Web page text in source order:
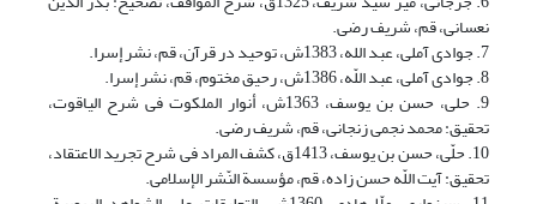
نعسانى، قم، شریف رضی.‏
7. جوادی آملی، عبد الله، 1383ش، توحید در قرآن، قم، نشر إسرا.
8. جوادی آملی، عبد اللّه، 1386ش، رحیق مختوم، قم، نشر إسرا.
9. حلى‏، حسن بن یوسف، 1363ش، أنوار الملکوت فی شرح الیاقوت‏،
تحقیق: محمد نجمى زنجانى‏، قم، شریف رضی.
10. حلّی، حسن بن یوسف، 1413ق، کشف المراد فی شرح تجرید الاعتقاد،
تحقیق: آیت اللّه حسن زاده، قم، مؤسسة النّشر الإسلامی.